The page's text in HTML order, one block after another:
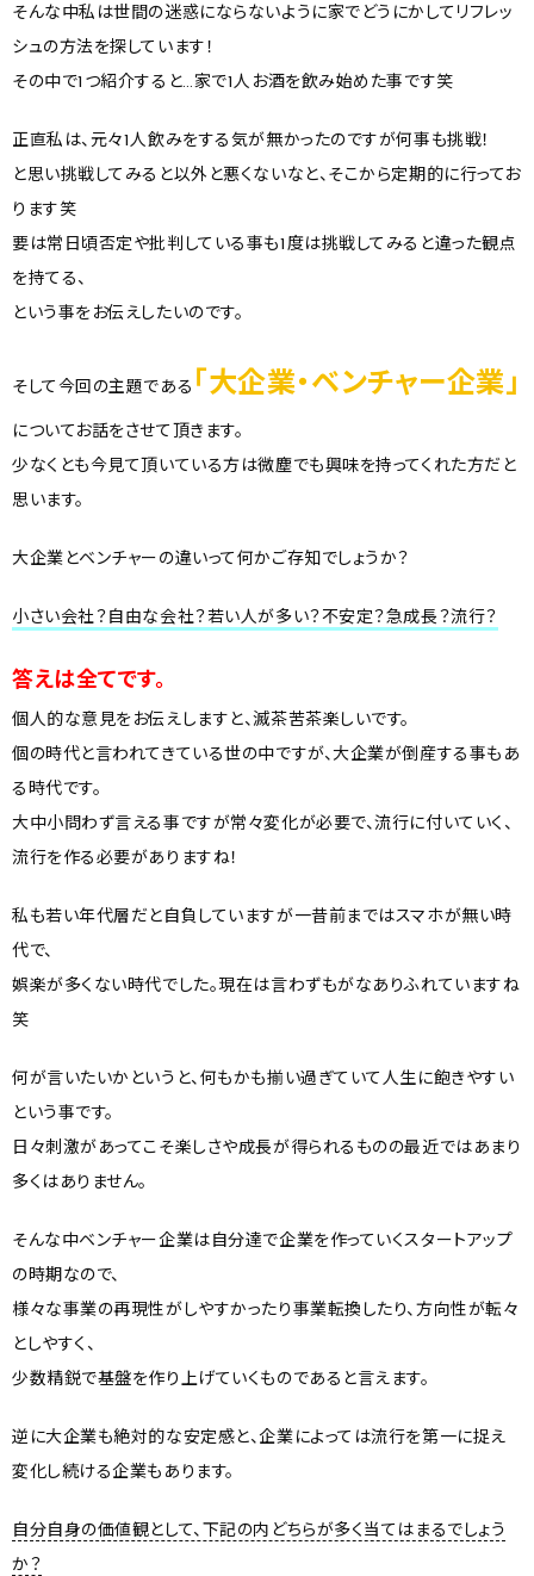
そんな中私は世間の迷惑にならないように家でどうにかしてリフレッ
シュの方法を探しています！
その中で1つ紹介すると…家で1人お酒を飲み始めた事です笑
正直私は、元々1人飲みをする気が無かったのですが何事も挑戦！
と思い挑戦してみると以外と悪くないなと、そこから定期的に行ってお
ります笑
要は常日頃否定や批判している事も1度は挑戦してみると違った観点
を持てる、
という事をお伝えしたいのです。
そして今回の主題である 「大企業・ベンチャー企業」
についてお話をさせて頂きます。
少なくとも今見て頂いている方は微塵でも興味を持ってくれた方だと
思います。
大企業とベンチャーの違いって何かご存知でしょうか？
小さい会社？自由な会社？若い人が多い？不安定？急成長？流行？
答えは全てです。
個人的な意見をお伝えしますと、滅茶苦茶楽しいです。
個の時代と言われてきている世の中ですが、大企業が倒産する事もあ
る時代です。
大中小問わず言える事ですが常々変化が必要で、流行に付いていく、
流行を作る必要がありますね！
私も若い年代層だと自負していますが一昔前まではスマホが無い時
代で、
娯楽が多くない時代でした。現在は言わずもがなありふれていますね
笑
何が言いたいかというと、何もかも揃い過ぎていて人生に飽きやすい
という事です。
日々刺激があってこそ楽しさや成長が得られるものの最近ではあまり
多くはありません。
そんな中ベンチャー企業は自分達で企業を作っていくスタートアップ
の時期なので、
様々な事業の再現性がしやすかったり事業転換したり、方向性が転々
としやすく、
少数精鋭で基盤を作り上げていくものであると言えます。
逆に大企業も絶対的な安定感と、企業によっては流行を第一に捉え
変化し続ける企業もあります。
自分自身の価値観として、下記の内どちらが多く当てはまるでしょう
か？